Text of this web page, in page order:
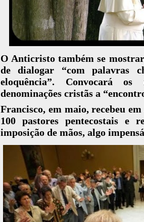
O Anticristo também se
de dialogar “com palavras
eloquência”. Convocará
denominações cristãs a
Francisco, em maio, recebeu
100 pastores pentecostais e
imposição de mãos, algo